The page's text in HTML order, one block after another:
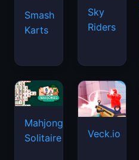
Smash
Karts
Sky
Riders
Mahjongg
Solitaire
Veck.io